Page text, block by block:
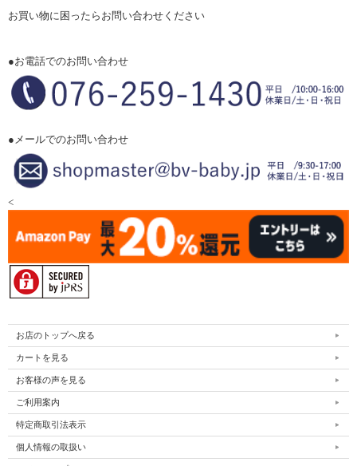
お買い物に困ったらお問い合わせください
●お電話でのお問い合わせ
●メールでのお問い合わせ
<
お店のトップへ戻る
カートを見る
お客様の声を見る
ご利用案内
特定商取引法表示
個人情報の取扱い